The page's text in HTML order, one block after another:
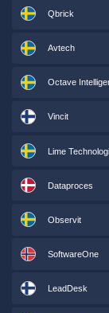
Qbrick
Avtech
Octave
Vincit
Lime
Dataproces
Observit
SoftwareOne
LeadDesk